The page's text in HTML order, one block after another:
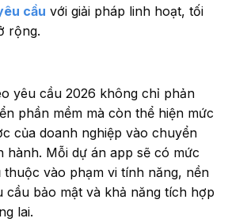
cầu với giải pháp linh hoạt, tối
rộng.
yêu cầu 2026 không chỉ phản
phần mềm mà còn thể hiện mức
của doanh nghiệp vào chuyển
hành. Mỗi dự án app sẽ có mức
thuộc vào phạm vi tính năng, nền
cầu bảo mật và khả năng tích hợp
lai.